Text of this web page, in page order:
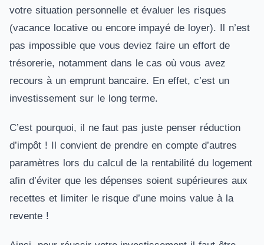
votre situation personnelle et évaluer les risques
(vacance locative ou encore impayé de loyer). Il n’est
pas impossible que vous deviez faire un effort de
trésorerie, notamment dans le cas où vous avez
recours à un emprunt bancaire. En effet, c’est un
investissement sur le long terme.
C’est pourquoi, il ne faut pas juste penser réduction
d’impôt ! Il convient de prendre en compte d’autres
paramètres lors du calcul de la rentabilité du logement
afin d’éviter que les dépenses soient supérieures aux
recettes et limiter le risque d’une moins value à la
revente !